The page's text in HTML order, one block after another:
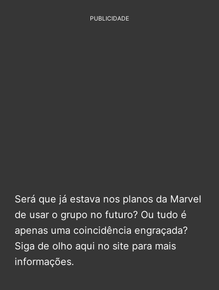
PUBLICIDADE
Será que já estava nos planos da Marvel
de usar o grupo no futuro? Ou tudo é
apenas uma coincidência engraçada?
Siga de olho aqui no site para mais
informações.